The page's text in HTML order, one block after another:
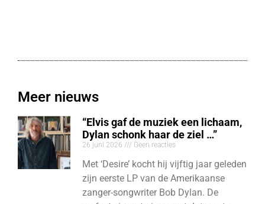
Meer nieuws
“Elvis gaf de muziek een lichaam,
Dylan schonk haar de ziel …”
26 juni 2026 Geen reacties
Met ‘Desire’ kocht hij vijftig jaar geleden
zijn eerste LP van de Amerikaanse
zanger-songwriter Bob Dylan. De